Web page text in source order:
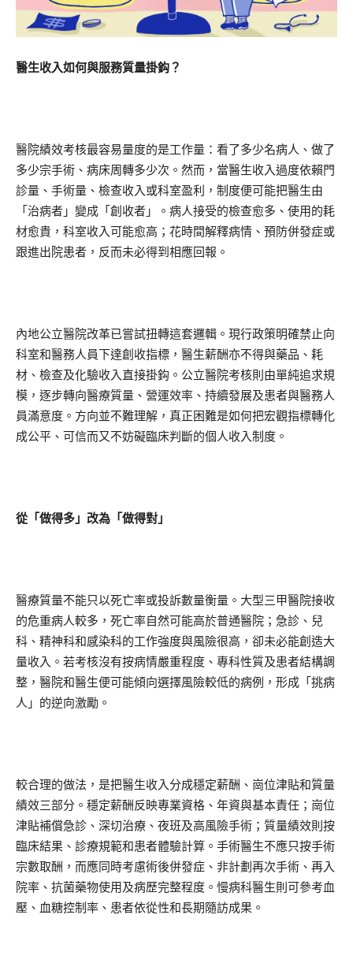
醫生收入如何與服務質量掛鈎？
醫院績效考核最容易量度的是工作量：看了多少名病人、做了
多少宗手術、病床周轉多少次。然而，當醫生收入過度依賴門
診量、手術量、檢查收入或科室盈利，制度便可能把醫生由
「治病者」變成「創收者」。病人接受的檢查愈多、使用的耗
材愈貴，科室收入可能愈高；花時間解釋病情、預防併發症或
跟進出院患者，反而未必得到相應回報。
內地公立醫院改革已嘗試扭轉這套邏輯。現行政策明確禁止向
科室和醫務人員下達創收指標，醫生薪酬亦不得與藥品、耗
材、檢查及化驗收入直接掛鈎。公立醫院考核則由單純追求規
模，逐步轉向醫療質量、營運效率、持續發展及患者與醫務人
員滿意度。方向並不難理解，真正困難是如何把宏觀指標轉化
成公平、可信而又不妨礙臨床判斷的個人收入制度。
從「做得多」改為「做得對」
醫療質量不能只以死亡率或投訴數量衡量。大型三甲醫院接收
的危重病人較多，死亡率自然可能高於普通醫院；急診、兒
科、精神科和感染科的工作強度與風險很高，卻未必能創造大
量收入。若考核沒有按病情嚴重程度、專科性質及患者結構調
整，醫院和醫生便可能傾向選擇風險較低的病例，形成「挑病
人」的逆向激勵。
較合理的做法，是把醫生收入分成穩定薪酬、崗位津貼和質量
績效三部分。穩定薪酬反映專業資格、年資與基本責任；崗位
津貼補償急診、深切治療、夜班及高風險手術；質量績效則按
臨床結果、診療規範和患者體驗計算。手術醫生不應只按手術
宗數取酬，而應同時考慮術後併發症、非計劃再次手術、再入
院率、抗菌藥物使用及病歷完整程度。慢病科醫生則可參考血
壓、血糖控制率、患者依從性和長期隨訪成果。